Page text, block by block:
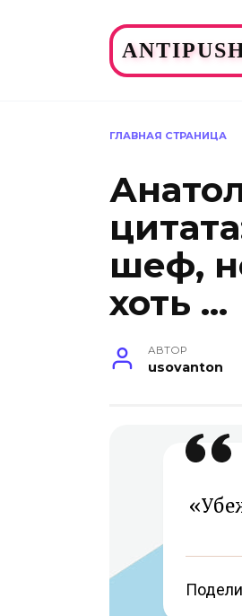
ГЛАВНАЯ СТРАНИЦА
шеф,
хоть …
АВТОР
usovanton